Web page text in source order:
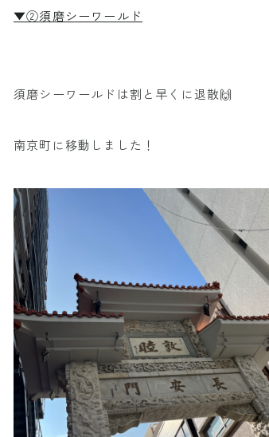
▼②須磨シーワールド
須磨シーワールドは割と早くに退散🙌
南京町に移動しました！